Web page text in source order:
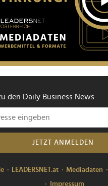
den Daily Business News
JETZT ANMELDEN
LEADERSNET.at Mediadaten
Impressum